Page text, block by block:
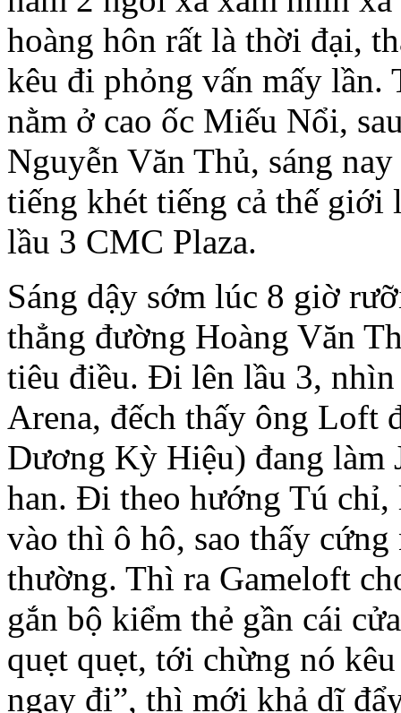
hoàng hôn rất là thời đại,
kêu đi phỏng vấn mấy
nằm ở cao ốc Miếu Nổi,
Nguyễn Văn Thủ, sáng
tiếng khét tiếng cả thế giới
lầu 3 CMC Plaza.
Sáng dậy sớm lúc 8 giờ
thẳng đường Hoàng Văn
tiêu điều. Đi lên lầu 3,
Arena, đếch thấy ông Loft
Dương Kỳ Hiệu) đang làm
han. Đi theo hướng Tú
vào thì ô hô, sao thấy
thường. Thì ra Gameloft
gắn bộ kiểm thẻ gần cái
quẹt quẹt, tới chừng nó
ngay đi”, thì mới khả dĩ